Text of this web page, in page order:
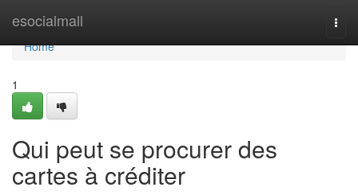
esocialmall
Home
Home
1
Qui peut se procurer des
cartes à créditer